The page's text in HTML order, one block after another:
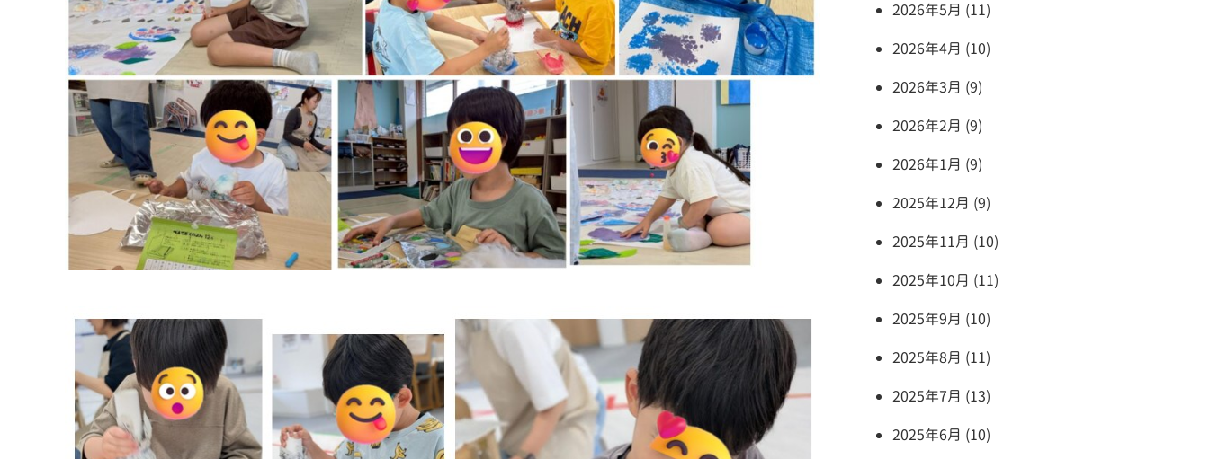
2026年5月 (11)
2026年4月 (10)
2026年3月 (9)
2026年2月 (9)
2026年1月 (9)
2025年12月 (9)
2025年11月 (10)
2025年10月 (11)
2025年9月 (10)
2025年8月 (11)
2025年7月 (13)
2025年6月 (10)